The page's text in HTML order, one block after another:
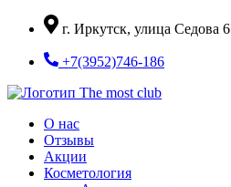
Перейти
содержимому
г. Иркутск, улица Седова
+7(3952)746-186
О нас
Отзывы
Акции
Косметология